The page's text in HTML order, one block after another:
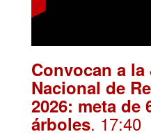
Convocan a
Nacional de
2026: meta de
árboles. 17:40